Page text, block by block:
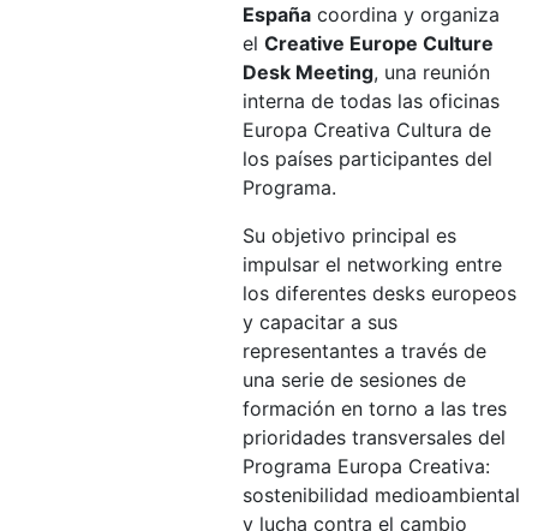
Españacoordina y organiza
el Creative Europe Culture
Desk Meeting, una reunión
interna de todas las oficinas
Europa Creativa Cultura de
los países participantes del
Programa.
Su objetivo principal es
impulsar el networking entre
los diferentes desks europeos
y capacitar a sus
representantes a través de
una serie de sesiones de
formación en torno a las tres
prioridades transversales del
Programa Europa Creativa:
sostenibilidad medioambiental
y lucha contra el cambio